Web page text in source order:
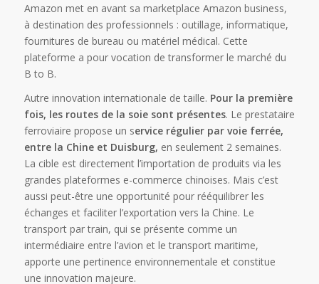
Amazon met en avant sa marketplace Amazon business,
à destination des professionnels : outillage, informatique,
fournitures de bureau ou matériel médical. Cette
plateforme a pour vocation de transformer le marché du
B to B.
Autre innovation internationale de taille. Pour la première
fois, les routes de la soie sont présentes. Le prestataire
ferroviaire propose un service régulier par voie ferrée,
entre la Chine et Duisburg, en seulement 2 semaines.
La cible est directement l’importation de produits via les
grandes plateformes e-commerce chinoises. Mais c’est
aussi peut-être une opportunité pour rééquilibrer les
échanges et faciliter l’exportation vers la Chine. Le
transport par train, qui se présente comme un
intermédiaire entre l’avion et le transport maritime,
apporte une pertinence environnementale et constitue
une innovation majeure.